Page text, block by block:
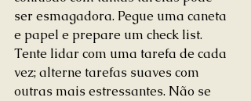
ser esmagadora. Pegue uma caneta
e papel e prepare um check list.
Tente lidar com uma tarefa de cada
vez; alterne tarefas suaves com
outras mais estressantes. Não se